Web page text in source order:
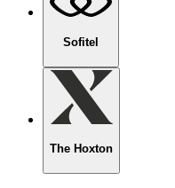
Sofitel
The Hoxton